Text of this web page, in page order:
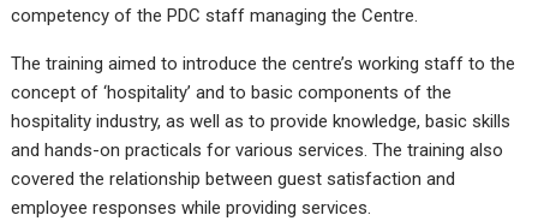
competency of the PDC staff managing the Centre.
The training aimed to introduce the centre’s working staff to the
concept of ‘hospitality’ and to basic components of the
hospitality industry, as well as to provide knowledge, basic skills
and hands-on practicals for various services. The training also
covered the relationship between guest satisfaction and
employee responses while providing services.